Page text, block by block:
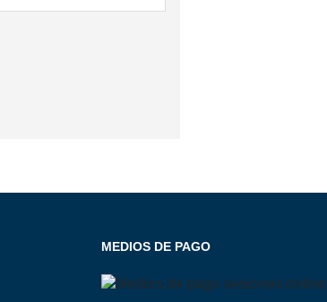
MEDIOS DE PAGO